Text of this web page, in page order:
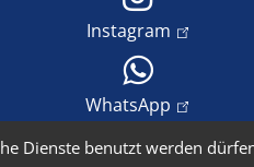
Instagram
WhatsApp
Dienste benutzt werden